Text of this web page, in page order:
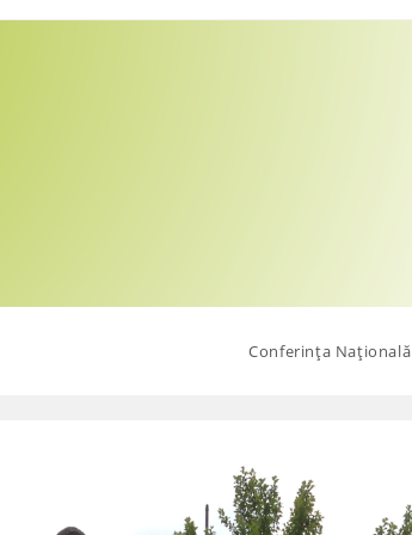
Conferința Națională